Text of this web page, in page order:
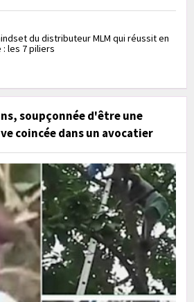
du distributeur MLM qui réussit en
: les 7 piliers
soupçonnée d'être une
coincée dans un avocatier